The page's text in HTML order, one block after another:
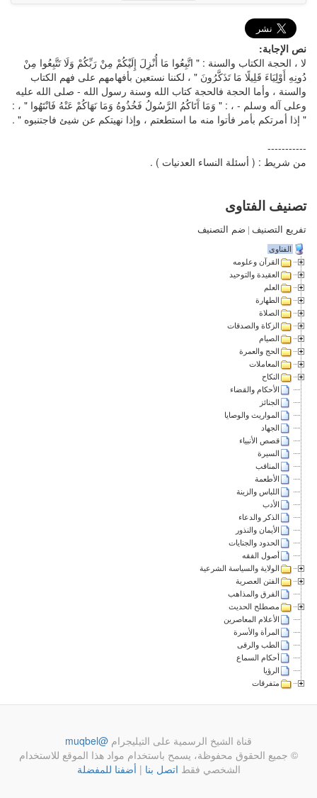
نص الإجابة:
لا ، الحجة الكتاب والسنة : " اتَّبِعُوا مَا أُنْزِلَ إِلَيْكُمْ مِنْ رَبِّكُمْ وَلَا تَتَّبِعُوا مِنْ
دُونِهِ أَوْلِيَاءَ قَلِيلًا مَا تَذَكَّرُونَ " ، لكننا نستعين بأفهامهم على فهم الكتاب
والسنة ، وأما الحجة فالحجة كتاب الله وسنة رسول الله - صلى الله عليه
وعلى آله وسلم - ، : " وَمَا آَتَاكُمُ الرَّسُولُ فَخُذُوهُ وَمَا نَهَاكُمْ عَنْهُ فَانْتَهُوا " ، :
" إذا أمرتكم بأمر فأتوا منه ما استطعتم ، وإذا نهيتكم عن شيئ فاجتنبوه " .
-----------
من شريط : ( أسئلة النساء العدنيات ) .
تصنيف الفتاوى
تفريع التصنيف | ضم التصنيف
الفتاوى
القرآن وعلومه
العقيدة والتوحيد
العلم
الطهارة
الصلاة
الزكاة والصدقات
الصيام
الحج والعمرة
المعاملات
النكاح
الأحكام والقضاء
الجنائز
المواريث والوصايا
الجهاد
قصص الأنبياء
السيرة
المناقب
الأطعمة
اللباس والزينة
الأدب
الذكر والدعاء
الأيمان والنذور
الحدود والجنايات
أصول الفقه
الولاية والسياسة الشرعية
الفتن العصرية
الفرق والمذاهب
مصطلح الحديث
الأعلام المعاصرين
المرأة والأسرة
الطب والرقى
أحكام السماع
الرؤيا
متفرقات
قناة الشيخ الرسمية على التيليجرام @muqbel
© جميع الحقوق محفوظة، يسمح باستخدام مواد هذا الموقع للاستخدام
الشخصي فقط اتصل بنا | أضفنا للمفضلة